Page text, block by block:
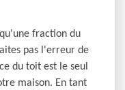
fraction du
pas l'erreur de
du toit est le seul
maison. En tant